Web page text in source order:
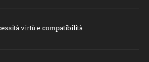
virtù e compatibilità